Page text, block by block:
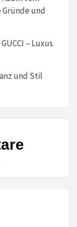
Gründe und
– Luxus
und Stil